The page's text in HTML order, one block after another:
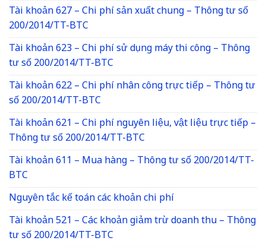
Tài khoản 627 – Chi phí sản xuất chung – Thông tư số
200/2014/TT-BTC
Tài khoản 623 – Chi phí sử dụng máy thi công – Thông
tư số 200/2014/TT-BTC
Tài khoản 622 – Chi phí nhân công trực tiếp – Thông tư
số 200/2014/TT-BTC
Tài khoản 621 – Chi phí nguyên liệu, vật liệu trực tiếp –
Thông tư số 200/2014/TT-BTC
Tài khoản 611 – Mua hàng – Thông tư số 200/2014/TT-
BTC
Nguyên tắc kế toán các khoản chi phí
Tài khoản 521 – Các khoản giảm trừ doanh thu – Thông
tư số 200/2014/TT-BTC